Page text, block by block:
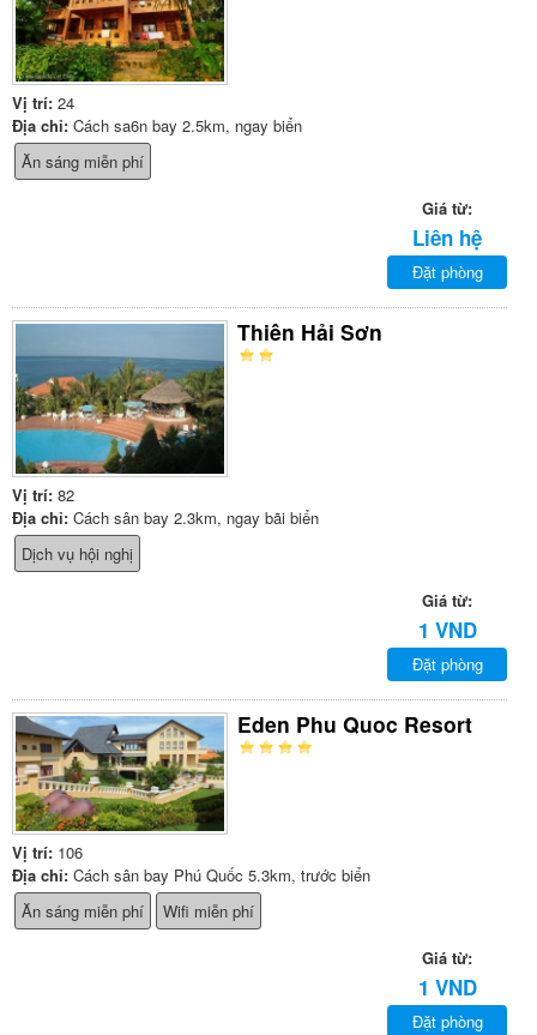
Vị trí: 24
Địa chỉ: Cách sa6n bay 2.5km, ngay biển
Ăn sáng miễn phí
Giá từ:
Liên hệ
Đặt phòng
Thiên Hải Sơn
Vị trí: 82
Địa chỉ: Cách sân bay 2.3km, ngay bãi biển
Dịch vụ hội nghị
Giá từ:
1 VND
Đặt phòng
Eden Phu Quoc Resort
Vị trí: 106
Địa chỉ: Cách sân bay Phú Quốc 5.3km, trước biển
Ăn sáng miễn phí
Wifi miễn phí
Giá từ:
1 VND
Đặt phòng